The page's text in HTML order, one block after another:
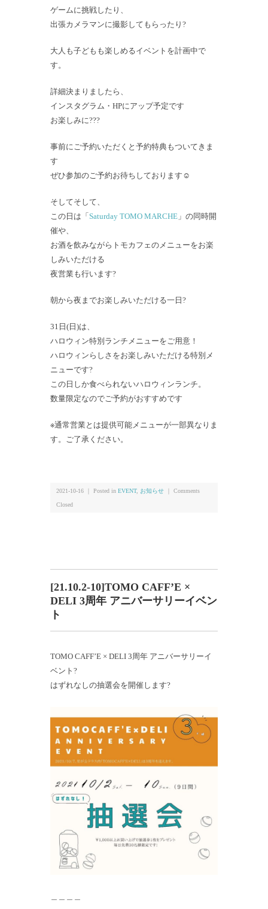
ゲームに挑戦したり、
出張カメラマンに撮影してもらったり?
大人も子どもも楽しめるイベントを計画中で
す。
詳細決まりましたら、
インスタグラム・HPにアップ予定です
お楽しみに???
事前にご予約いただくと予約特典もついてきま
す
ぜひ参加のご予約お待ちしております☺️
そしてそして、
この日は「 Saturday TOMO MARCHE 」の同時開
催や、
お酒を飲みながらトモカフェのメニューをお楽
しみいただける
夜営業も行います?
朝から夜までお楽しみいただける一日?
31日(日)は、
ハロウィン特別ランチメニューをご用意！
ハロウィンらしさをお楽しみいただける特別メ
ニューです?
この日しか食べられないハロウィンランチ。
数量限定なのでご予約がおすすめです
※通常営業とは提供可能メニューが一部異なりま
す。ご了承ください。
2021-10-16 ｜ Posted in EVENT, お知らせ Comments
Closed
[21.10.2-10]TOMO CAFF’E ×
DELI 3周年 アニバーサリーイベン
ト
TOMO CAFF’E × DELI 3周年 アニバーサリーイ
ベント?
はずれなしの抽選会を開催します?